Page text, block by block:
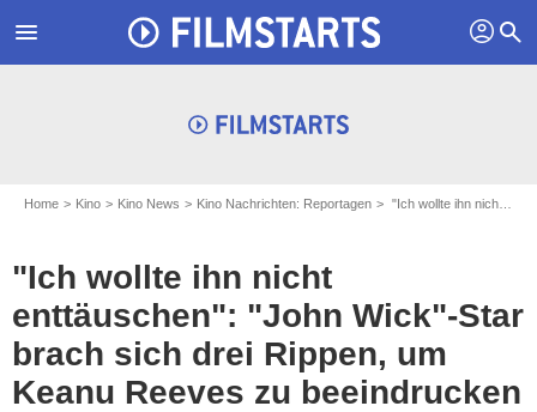
menu profil search
Home Kino Kino News Kino Nachrichten: Reportagen "Ich wollte ihn nicht enttäuschen": "John Wick"-Star brach sich drei Rippen, um Keanu Reeves zu beeindrucken
"Ich wollte ihn nicht
enttäuschen": "John Wick"-Star
brach sich drei Rippen, um
Keanu Reeves zu beeindrucken